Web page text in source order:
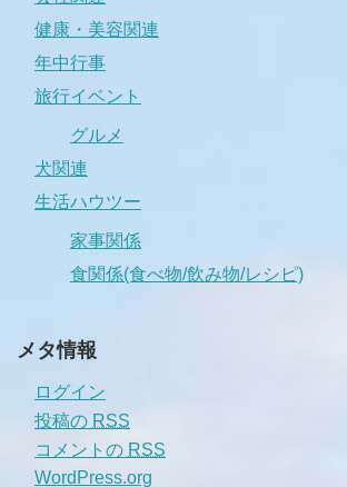
健康・美容関連
年中行事
旅行イベント
グルメ
犬関連
生活ハウツー
家事関係
食関係(食べ物/飲み物/レシピ)
メタ情報
ログイン
投稿の RSS
コメントの RSS
WordPress.org